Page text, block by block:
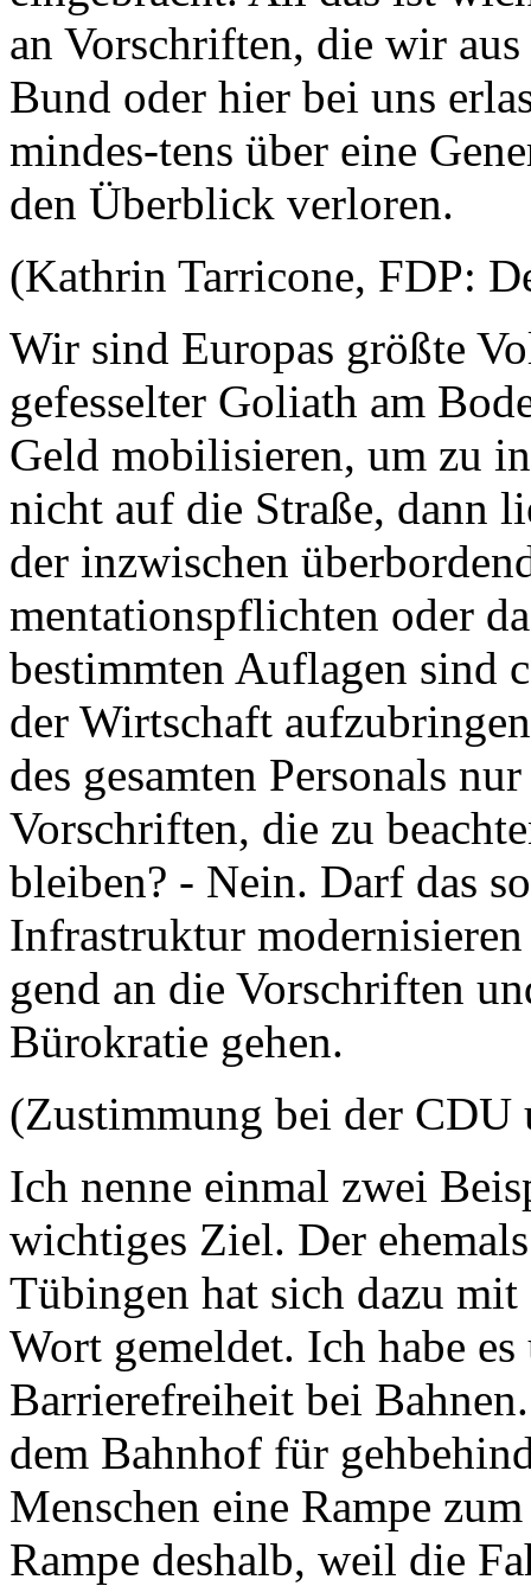
an Vorschriften, die wir
Bund oder hier bei uns
mindes-tens über eine
den Überblick verloren.
(Kathrin Tarricone, FDP:
Wir sind Europas größte
gefesselter Goliath am
Geld mobilisieren, um zu
nicht auf die Straße, dann
der inzwischen
mentationspflichten oder
bestimmten Auflagen sind
der Wirtschaft
des gesamten Personals
Vorschriften, die zu
bleiben? - Nein. Darf das
Infrastruktur
gend an die Vorschriften
Bürokratie gehen.
(Zustimmung bei der CDU
Ich nenne einmal zwei
wichtiges Ziel. Der
Tübingen hat sich dazu
Wort gemeldet. Ich habe
Barrierefreiheit bei
dem Bahnhof für
Menschen eine Rampe
Rampe deshalb, weil die